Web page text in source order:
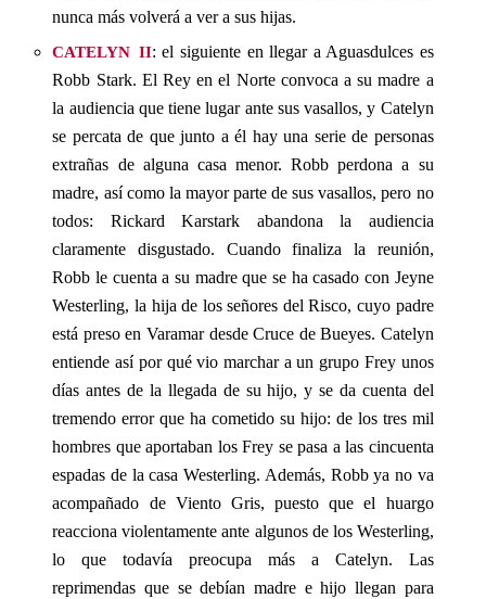
nunca más volverá a ver a sus hijas.
catelyn ii: el siguiente en llegar a Aguasdulces es
Robb Stark. El Rey en el Norte convoca a su madre a
la audiencia que tiene lugar ante sus vasallos, y Catelyn
se percata de que junto a él hay una serie de personas
extrañas de alguna casa menor. Robb perdona a su
madre, así como la mayor parte de sus vasallos, pero no
todos: Rickard Karstark abandona la audiencia
claramente disgustado. Cuando finaliza la reunión,
Robb le cuenta a su madre que se ha casado con Jeyne
Westerling, la hija de los señores del Risco, cuyo padre
está preso en Varamar desde Cruce de Bueyes. Catelyn
entiende así por qué vio marchar a un grupo Frey unos
días antes de la llegada de su hijo, y se da cuenta del
tremendo error que ha cometido su hijo: de los tres mil
hombres que aportaban los Frey se pasa a las cincuenta
espadas de la casa Westerling. Además, Robb ya no va
acompañado de Viento Gris, puesto que el huargo
reacciona violentamente ante algunos de los Westerling,
lo que todavía preocupa más a Catelyn. Las
reprimendas que se debían madre e hijo llegan para